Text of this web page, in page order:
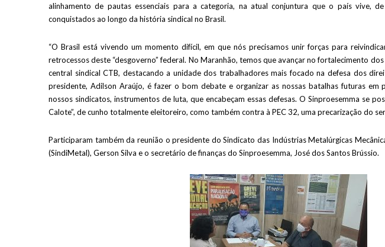
alinhamento de pautas essenciais para a categoria, na atual conjuntura que o país vive,
conquistados ao longo da história sindical no Brasil.
“O Brasil está vivendo um momento difícil, em que nós precisamos unir forças para
retrocessos deste “desgoverno” federal. No Maranhão, temos que avançar no fortalecimento
central sindical CTB, destacando a unidade dos trabalhadores mais focado na defesa dos
presidente, Adilson Araújo, é fazer o bom debate e organizar as nossas batalhas futuras em
nossos sindicatos, instrumentos de luta, que encabeçam essas defesas. O Sinproesemma se
Calote”, de cunho totalmente eleitoreiro, como também contra à PEC 32, uma precarização do
Participaram também da reunião o presidente do Sindicato das Indústrias Metalúrgicas
(SindiMetal), Gerson Silva e o secretário de finanças do Sinproesemma, José dos Santos Brússio.